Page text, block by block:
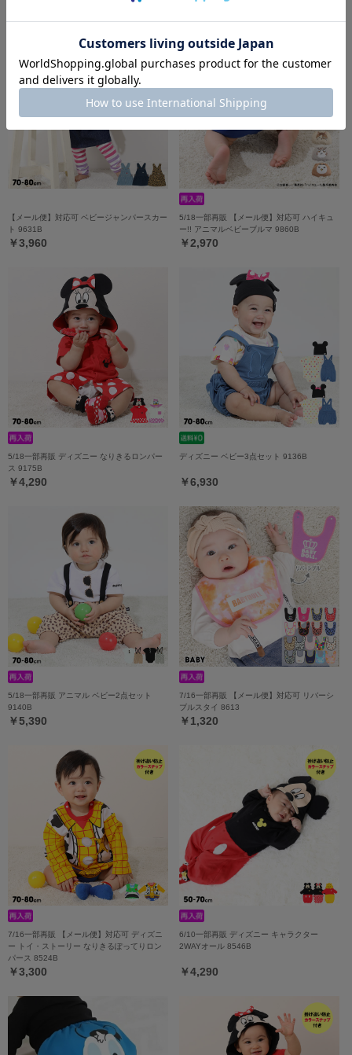
￥5,390
【メール便】対応可 ベビージャンパースカー
ト 9631B
￥3,960
5/18一部再販 【メール便】対応可 ハイキュ
ー!! アニマルベビーブルマ 9860B
￥2,970
5/18一部再販 ディズニー なりきるロンパー
ス 9175B
￥4,290
ディズニー ベビー3点セット 9136B
￥6,930
5/18一部再販 アニマル ベビー2点セット
9140B
￥5,390
7/16一部再販 【メール便】対応可 リバーシ
ブルスタイ 8613
￥1,320
7/16一部再販 【メール便】対応可 ディズニ
ー トイ・ストーリー なりきるぽってりロン
パース 8524B
￥3,300
6/10一部再販 ディズニー キャラクター
2WAYオール 8546B
￥4,290